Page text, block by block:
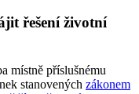
řešení životní
místně příslušnému
stanovených zákonem